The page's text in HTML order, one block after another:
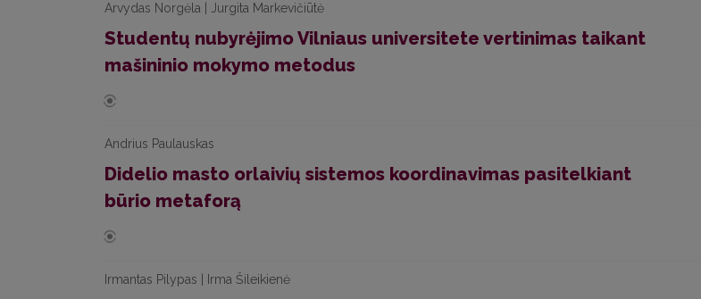
Arvydas Norgėla | Jurgita Markevičiūtė
Studentų nubyrėjimo Vilniaus universitete vertinimas taikant
mašininio mokymo metodus
Andrius Paulauskas
Didelio masto orlaivių sistemos koordinavimas pasitelkiant
būrio metaforą
Irmantas Pilypas | Irma Šileikienė